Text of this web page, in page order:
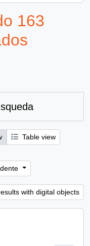
163
Table view
with digital objects